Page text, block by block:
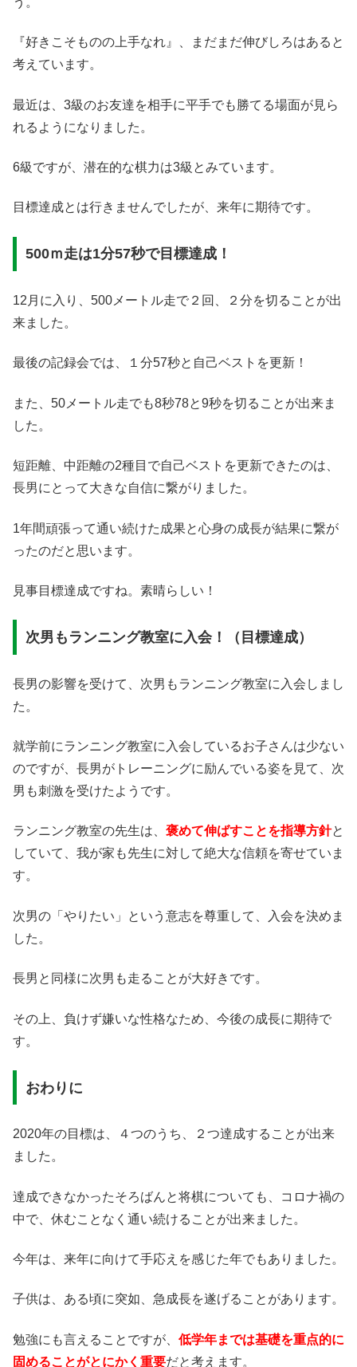
『好きこそものの上手なれ』、まだまだ伸びしろはあると
考えています。
最近は、3級のお友達を相手に平手でも勝てる場面が見ら
れるようになりました。
6級ですが、潜在的な棋力は3級とみています。
目標達成とは行きませんでしたが、来年に期待です。
500ｍ走は1分57秒で目標達成！
12月に入り、500メートル走で２回、２分を切ることが出
来ました。
最後の記録会では、１分57秒と自己ベストを更新！
また、50メートル走でも8秒78と9秒を切ることが出来ま
した。
短距離、中距離の2種目で自己ベストを更新できたのは、
長男にとって大きな自信に繋がりました。
1年間頑張って通い続けた成果と心身の成長が結果に繋が
ったのだと思います。
見事目標達成ですね。素晴らしい！
次男もランニング教室に入会！（目標達成）
長男の影響を受けて、次男もランニング教室に入会しまし
た。
就学前にランニング教室に入会しているお子さんは少ない
のですが、長男がトレーニングに励んでいる姿を見て、次
男も刺激を受けたようです。
ランニング教室の先生は、 褒めて伸ばすことを指導方針と
していて、我が家も先生に対して絶大な信頼を寄せていま
す。
次男の「やりたい」という意志を尊重して、入会を決めま
した。
長男と同様に次男も走ることが大好きです。
その上、負けず嫌いな性格なため、今後の成長に期待で
す。
おわりに
2020年の目標は、４つのうち、２つ達成することが出来
ました。
達成できなかったそろばんと将棋についても、コロナ禍の
中で、休むことなく通い続けることが出来ました。
今年は、来年に向けて手応えを感じた年でもありました。
子供は、ある頃に突如、急成長を遂げることがあります。
勉強にも言えることですが、 低学年までは基礎を重点的に
固めることがとにかく重要だと考えます。